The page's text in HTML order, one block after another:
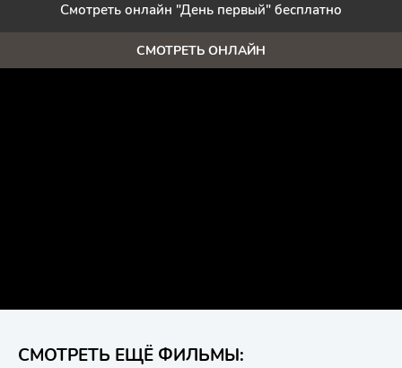
Смотреть онлайн "День первый" бесплатно
СМОТРЕТЬ ОНЛАЙН
СМОТРЕТЬ ЕЩЁ ФИЛЬМЫ: